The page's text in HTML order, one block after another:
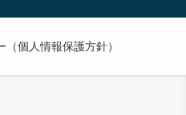
個人情報保護方針）